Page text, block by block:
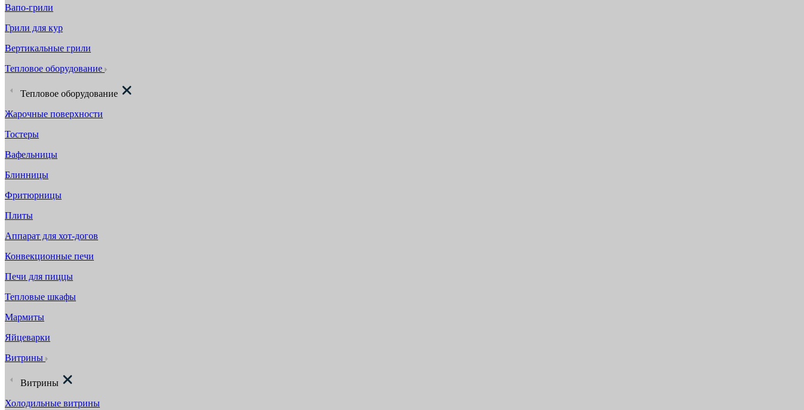
Вапо-грили
Грили для кур
Вертикальные грили
Тепловое оборудование
Тепловое оборудование
Жарочные поверхности
Тостеры
Вафельницы
Блинницы
Фритюрницы
Плиты
Аппарат для хот-догов
Конвекционные печи
Печи для пиццы
Тепловые шкафы
Мармиты
Яйцеварки
Витрины
Витрины
Холодильные витрины